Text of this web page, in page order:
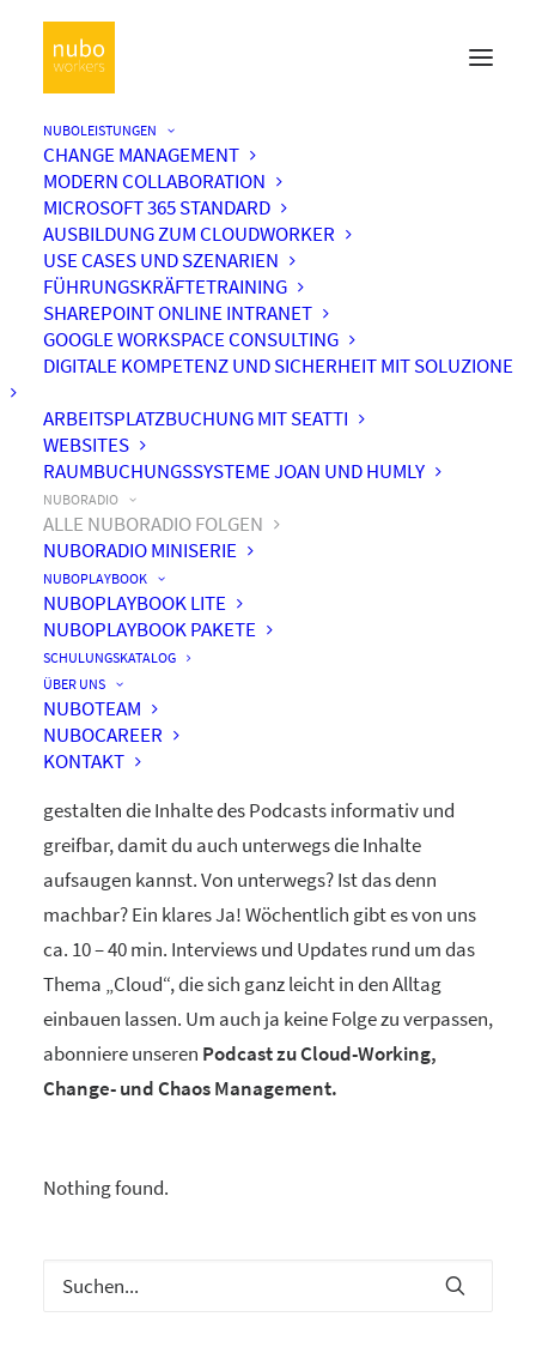
NUBOLEISTUNGEN
CHANGE MANAGEMENT
MODERN COLLABORATION
MICROSOFT 365 STANDARD
AUSBILDUNG ZUM CLOUDWORKER
USE CASES UND SZENARIEN
FÜHRUNGSKRÄFTETRAINING
SHAREPOINT ONLINE INTRANET
GOOGLE WORKSPACE CONSULTING
DIGITALE KOMPETENZ UND SICHERHEIT MIT SOLUZIONE
ARBEITSPLATZBUCHUNG MIT SEATTI
WEBSITES
RAUMBUCHUNGSSYSTEME JOAN UND HUMLY
NUBORADIO
ALLE NUBORADIO FOLGEN
NUBORADIO MINISERIE
NUBOPLAYBOOK
NUBOPLAYBOOK LITE
NUBOPLAYBOOK PAKETE
SCHULUNGSKATALOG
ÜBER UNS
NUBOTEAM
NUBOCAREER
KONTAKT
by nuboworkers GmbH
Herzlich Willkommen! Du hast nuboRadio – unseren
ganz eigenenPodcast zur Digitalisierung
Unsere beiden Moderatoren Dominique und Markus
gestalten die Inhalte des Podcasts informativ und
greifbar, damit du auch unterwegs die Inhalte
aufsaugen kannst. Von unterwegs? Ist das denn
machbar? Ein klares Ja! Wöchentlich gibt es von uns
ca. 10 – 40 min. Interviews und Updates rund um das
Thema „Cloud“, die sich ganz leicht in den Alltag
einbauen lassen. Um auch ja keine Folge zu verpassen,
abonniere unseren Podcast zu Cloud-Working,
Change- und Chaos Management.
Nothing found.